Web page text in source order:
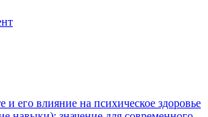
и его влияние на психическое здоровье